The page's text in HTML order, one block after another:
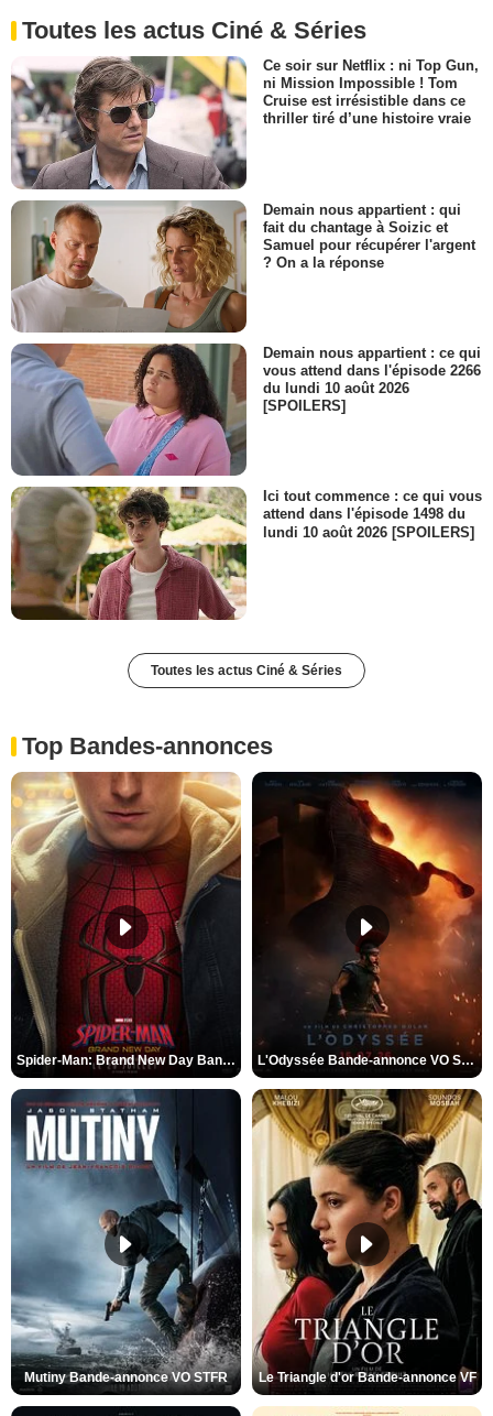
Toutes les actus Ciné & Séries
Ce soir sur Netflix : ni Top Gun,
ni Mission Impossible ! Tom
Cruise est irrésistible dans ce
thriller tiré d’une histoire vraie
Demain nous appartient : qui
fait du chantage à Soizic et
Samuel pour récupérer l'argent
? On a la réponse
Demain nous appartient : ce qui
vous attend dans l'épisode 2266
du lundi 10 août 2026
[SPOILERS]
Ici tout commence : ce qui vous
attend dans l'épisode 1498 du
lundi 10 août 2026 [SPOILERS]
Toutes les actus Ciné & Séries
Top Bandes-annonces
Spider-Man: Brand New Day Bande-annonce VO STFR L'Odyssée Bande-annonce VO STFR
Mutiny Bande-annonce VO STFR Le Triangle d'or Bande-annonce VF